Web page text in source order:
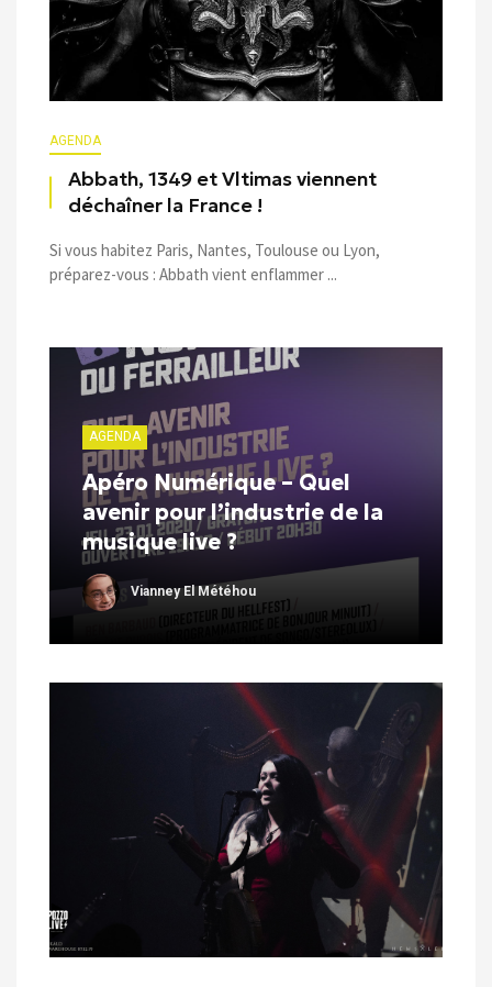
AGENDA
Abbath, 1349 et Vltimas viennent
déchaîner la France !
Si vous habitez Paris, Nantes, Toulouse ou Lyon,
préparez-vous : Abbath vient enflammer ...
AGENDA
Apéro Numérique – Quel
avenir pour l’industrie de la
musique live ?
Vianney El Météhou